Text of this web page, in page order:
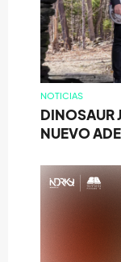
NOTICIAS
DINOSAUR
NUEVO